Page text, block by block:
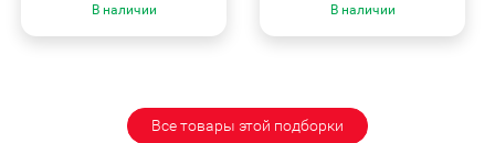
В наличии В наличии
Все товары этой подборки